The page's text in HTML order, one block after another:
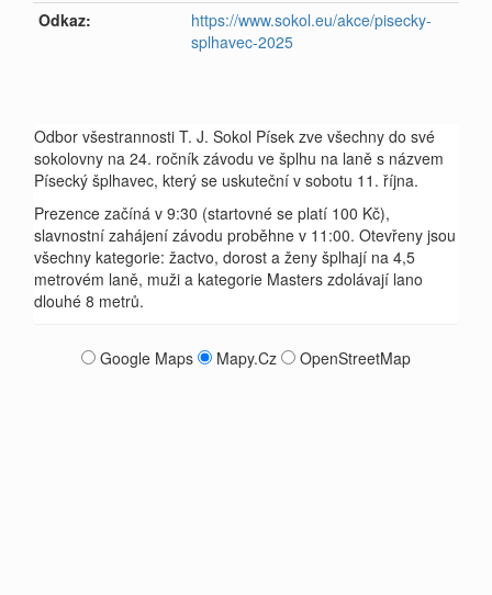
Odkaz:
https://www.sokol.eu/akce/pisecky-
splhavec-2025
Odbor všestrannosti T. J. Sokol Písek zve všechny do své
sokolovny na 24. ročník závodu ve šplhu na laně s názvem
Písecký šplhavec, který se uskuteční v sobotu 11. října.
Prezence začíná v 9:30 (startovné se platí 100 Kč),
slavnostní zahájení závodu proběhne v 11:00. Otevřeny jsou
všechny kategorie: žactvo, dorost a ženy šplhají na 4,5
metrovém laně, muži a kategorie Masters zdolávají lano
dlouhé 8 metrů.
Google Maps Mapy.Cz OpenStreetMap